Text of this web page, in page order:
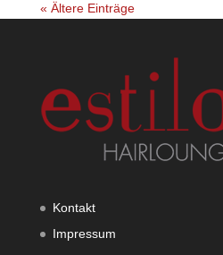
« Ältere Einträge
Kontakt
Impressum